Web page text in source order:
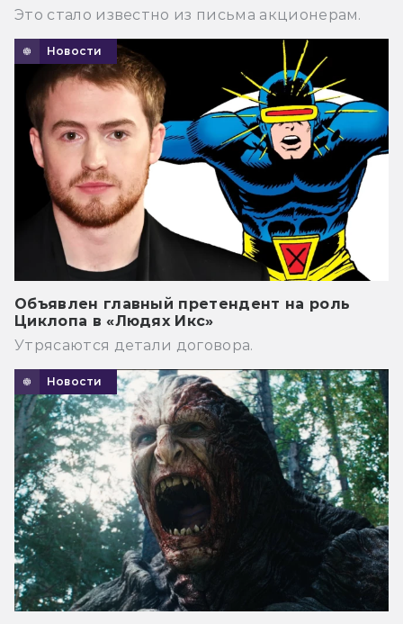
Это стало известно из письма акционерам.
Новости
Объявлен главный претендент на роль
Циклопа в «Людях Икс»
Утрясаются детали договора.
Новости